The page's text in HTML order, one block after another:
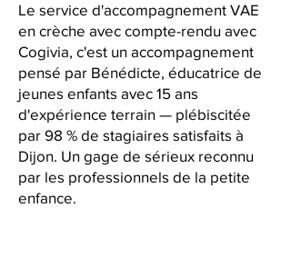
Le service d'accompagnement VAE
en crèche avec compte-rendu avec
Cogivia, c'est un accompagnement
pensé par Bénédicte, éducatrice de
jeunes enfants avec 15 ans
d'expérience terrain — plébiscitée
par 98 % de stagiaires satisfaits à
Dijon. Un gage de sérieux reconnu
par les professionnels de la petite
enfance.